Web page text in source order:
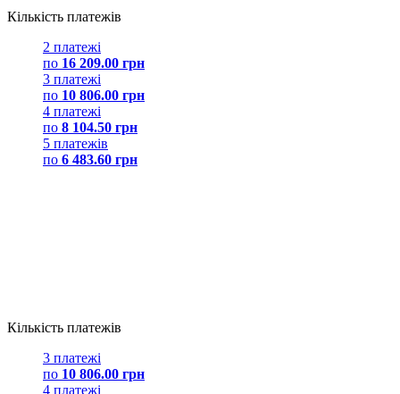
Кількість платежів
2 платежі
по 16 209.00 грн
3 платежі
по 10 806.00 грн
4 платежі
по 8 104.50 грн
5 платежів
по 6 483.60 грн
Кількість платежів
3 платежі
по 10 806.00 грн
4 платежі